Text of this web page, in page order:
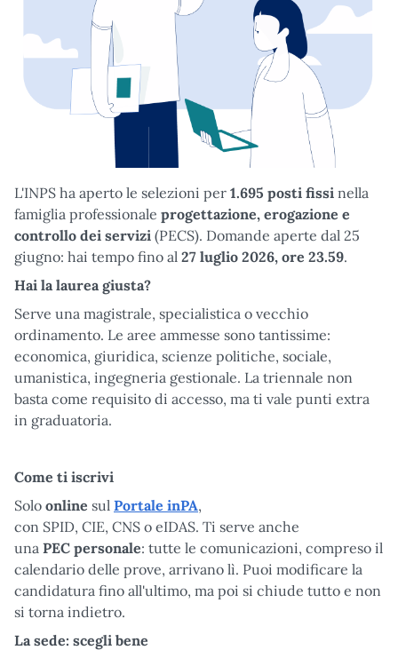
L'INPS ha aperto le selezioni per 1.695 posti fissi nella
famiglia professionale progettazione, erogazione e
controllo dei servizi (PECS). Domande aperte dal 25
giugno: hai tempo fino al 27 luglio 2026, ore 23.59.
Hai la laurea giusta?
Serve una magistrale, specialistica o vecchio
ordinamento. Le aree ammesse sono tantissime:
economica, giuridica, scienze politiche, sociale,
umanistica, ingegneria gestionale. La triennale non
basta come requisito di accesso, ma ti vale punti extra
in graduatoria.
Come ti iscrivi
Solo online sul Portale inPA,
con SPID, CIE, CNS o eIDAS. Ti serve anche
una PEC personale: tutte le comunicazioni, compreso il
calendario delle prove, arrivano lì. Puoi modificare la
candidatura fino all'ultimo, ma poi si chiude tutto e non
si torna indietro.
La sede: scegli bene